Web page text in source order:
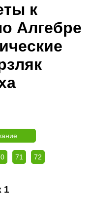
к
Алгебре
71 72
1